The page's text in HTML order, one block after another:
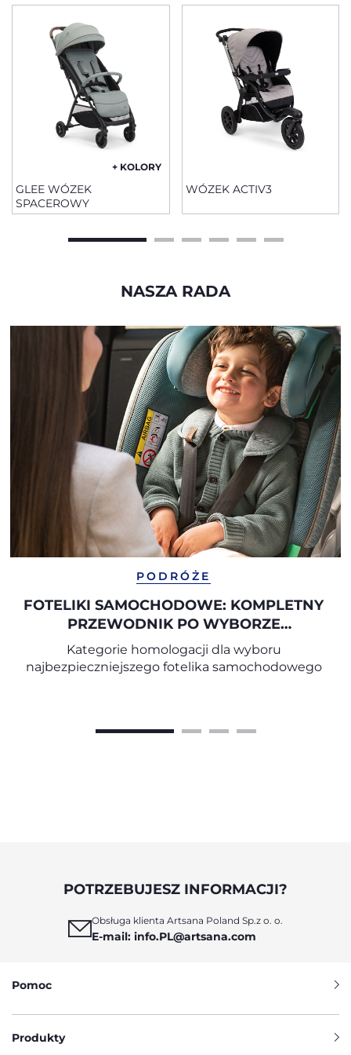
+ KOLORY
GLEE WÓZEK
SPACEROWY
WÓZEK ACTIV3
NASZA RADA
PODRÓŻE
FOTELIKI SAMOCHODOWE: KOMPLETNY
PRZEWODNIK PO WYBORZE
ODPOWIEDNIEGO FOTELIKA
SAMOCHODOWEGO
Kategorie homologacji dla wyboru
najbezpieczniejszego fotelika samochodowego
POTRZEBUJESZ INFORMACJI?
Obsługa klienta Artsana Poland Sp.z o. o.
E-mail: info.PL@artsana.com
Pomoc
Produkty